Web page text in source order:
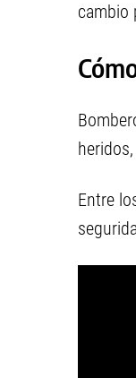
cambio
Entre